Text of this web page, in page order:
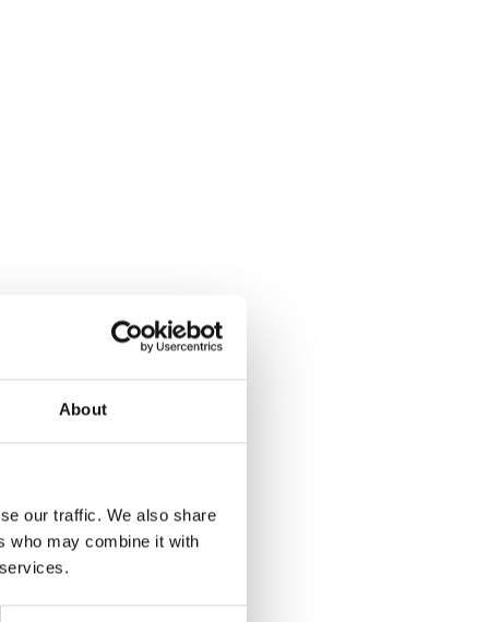
About
our traffic. We also share
who may combine it with